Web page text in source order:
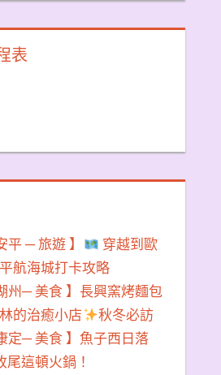
表
平 ─ 旅遊 】
穿越到歐
航海城打卡攻略
州─ 美食 】長興窯烤麵包
的治癒小店
秋冬必訪
定─ 美食 】魚子西日落
這頓火鍋！